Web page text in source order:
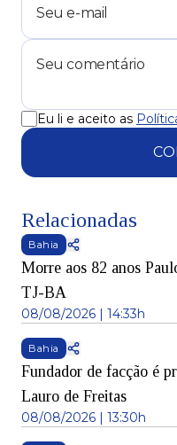
Eu li e aceito as
Relacionadas
Bahia
Morre aos 82 anos
TJ-BA
08/08/2026 | 14:33h
Bahia
Fundador de facção é
Lauro de Freitas
08/08/2026 | 13:30h